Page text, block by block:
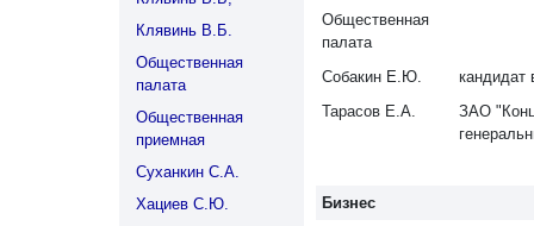
Клявинь В.Б.
Общественная
палата
Общественная
приемная
Суханкин С.А.
Хациев С.Ю.
Общественная
палата
Собакин Е.Ю.
кандидат
Тарасов Е.А.
ЗАО
Бизнес